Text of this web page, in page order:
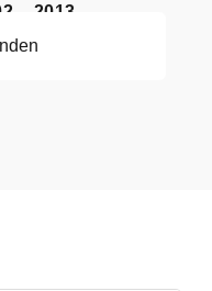
– 2013